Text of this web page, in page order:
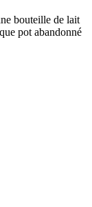
bouteille de lait
pot abandonné